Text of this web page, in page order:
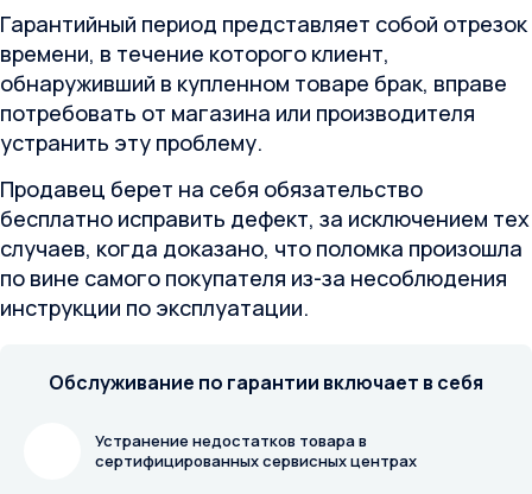
Гарантийный период представляет собой отрезок
времени, в течение которого клиент,
обнаруживший в купленном товаре брак, вправе
потребовать от магазина или производителя
устранить эту проблему.
Продавец берет на себя обязательство
бесплатно исправить дефект, за исключением тех
случаев, когда доказано, что поломка произошла
по вине самого покупателя из-за несоблюдения
инструкции по эксплуатации.
Обслуживание по гарантии включает в себя
Устранение недостатков товара в
сертифицированных сервисных центрах